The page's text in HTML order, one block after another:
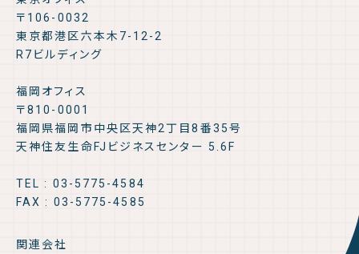
〒106-0032
東京都港区六本木7-12-2
R7ビルディング
福岡オフィス
〒810-0001
福岡県福岡市中央区天神2丁目8番35号
天神住友生命FJビジネスセンター 5.6F
TEL : 03-5775-4584
FAX : 03-5775-4585
関連会社